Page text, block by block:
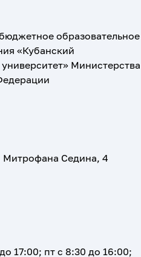
образовательное
«Кубанский
Министерства
Митрофана Седина, 4
17:00; пт с 8:30 до 16:00;